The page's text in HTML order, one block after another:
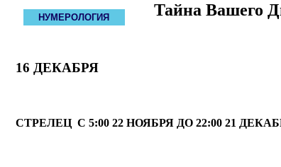
НУМЕРОЛОГИЯ Тайна Вашего
16 ДЕКАБРЯ
СТРЕЛЕЦ С 5:00 22 НОЯБРЯ ДО 22:00 21